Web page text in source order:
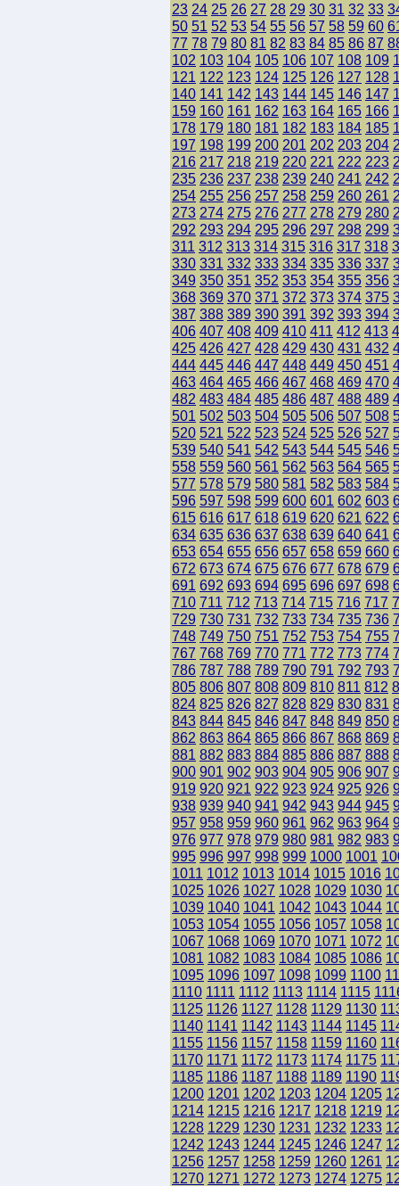
23 24 25 26 27 28 29 30 31 32 33
50 51 52 53 54 55 56 57 58 59 60
77 78 79 80 81 82 83 84 85 86 87
102 103 104 105 106 107 108 109
121 122 123 124 125 126 127 128
140 141 142 143 144 145 146 147
159 160 161 162 163 164 165 166
178 179 180 181 182 183 184 185
197 198 199 200 201 202 203 204
216 217 218 219 220 221 222 223
235 236 237 238 239 240 241 242
254 255 256 257 258 259 260 261
273 274 275 276 277 278 279 280
292 293 294 295 296 297 298 299
311 312 313 314 315 316 317 318
330 331 332 333 334 335 336 337
349 350 351 352 353 354 355 356
368 369 370 371 372 373 374 375
387 388 389 390 391 392 393 394
406 407 408 409 410 411 412 413
425 426 427 428 429 430 431 432
444 445 446 447 448 449 450 451
463 464 465 466 467 468 469 470
482 483 484 485 486 487 488 489
501 502 503 504 505 506 507 508
520 521 522 523 524 525 526 527
539 540 541 542 543 544 545 546
558 559 560 561 562 563 564 565
577 578 579 580 581 582 583 584
596 597 598 599 600 601 602 603
615 616 617 618 619 620 621 622
634 635 636 637 638 639 640 641
653 654 655 656 657 658 659 660
672 673 674 675 676 677 678 679
691 692 693 694 695 696 697 698
710 711 712 713 714 715 716 717
729 730 731 732 733 734 735 736
748 749 750 751 752 753 754 755
767 768 769 770 771 772 773 774
786 787 788 789 790 791 792 793
805 806 807 808 809 810 811 812
824 825 826 827 828 829 830 831
843 844 845 846 847 848 849 850
862 863 864 865 866 867 868 869
881 882 883 884 885 886 887 888
900 901 902 903 904 905 906 907
919 920 921 922 923 924 925 926
938 939 940 941 942 943 944 945
957 958 959 960 961 962 963 964
976 977 978 979 980 981 982 983
995 996 997 998 999 1000 1001
1011 1012 1013 1014 1015 1016
1025 1026 1027 1028 1029 1030
1039 1040 1041 1042 1043 1044
1053 1054 1055 1056 1057 1058
1067 1068 1069 1070 1071 1072
1081 1082 1083 1084 1085 1086
1095 1096 1097 1098 1099 1100
1110 1111 1112 1113 1114 1115
1125 1126 1127 1128 1129 1130
1140 1141 1142 1143 1144 1145
1155 1156 1157 1158 1159 1160
1170 1171 1172 1173 1174 1175
1185 1186 1187 1188 1189 1190
1200 1201 1202 1203 1204 1205
1214 1215 1216 1217 1218 1219
1228 1229 1230 1231 1232 1233
1242 1243 1244 1245 1246 1247
1256 1257 1258 1259 1260 1261
1270 1271 1272 1273 1274 1275